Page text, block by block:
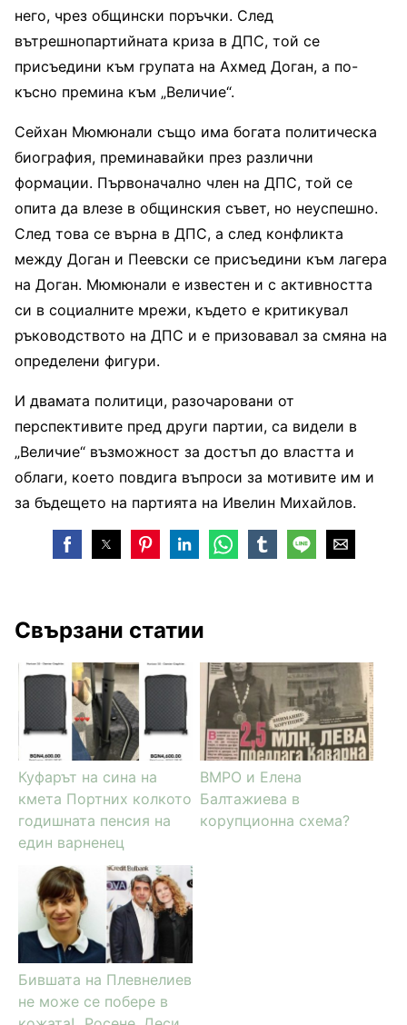
него, чрез общински поръчки. След
вътрешнопартийната криза в ДПС, той се
присъедини към групата на Ахмед Доган, а по-
късно премина към „Величие“.
Сейхан Мюмюнали също има богата политическа
биография, преминавайки през различни
формации. Първоначално член на ДПС, той се
опита да влезе в общинския съвет, но неуспешно.
След това се върна в ДПС, а след конфликта
между Доган и Пеевски се присъедини към лагера
на Доган. Мюмюнали е известен и с активността
си в социалните мрежи, където е критикувал
ръководството на ДПС и е призовавал за смяна на
определени фигури.
И двамата политици, разочаровани от
перспективите пред други партии, са видели в
„Величие“ възможност за достъп до властта и
облаги, което повдига въпроси за мотивите им и
за бъдещето на партията на Ивелин Михайлов.
Свързани статии
Куфарът на сина на
кмета Портних колкото
годишната пенсия на
един варненец
ВМРО и Елена
Балтажиева в
корупционна схема?
Бившата на Плевнелиев
не може се побере в